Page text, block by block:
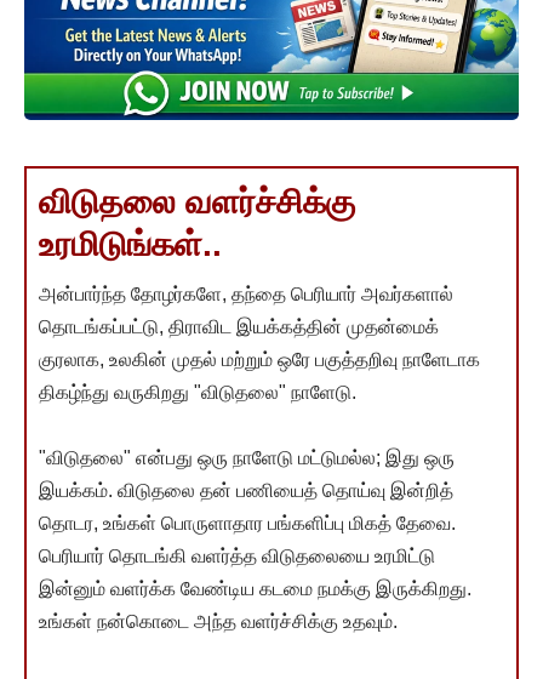
விடுதலை வளர்ச்சிக்கு
உரமிடுங்கள்..
அன்பார்ந்த தோழர்களே, தந்தை பெரியார் அவர்களால்
தொடங்கப்பட்டு, திராவிட இயக்கத்தின் முதன்மைக்
குரலாக, உலகின் முதல் மற்றும் ஒரே பகுத்தறிவு நாளேடாக
திகழ்ந்து வருகிறது "விடுதலை" நாளேடு.
"விடுதலை" என்பது ஒரு நாளேடு மட்டுமல்ல; இது ஒரு
இயக்கம். விடுதலை தன் பணியைத் தொய்வு இன்றித்
தொடர, உங்கள் பொருளாதார பங்களிப்பு மிகத் தேவை.
பெரியார் தொடங்கி வளர்த்த விடுதலையை உரமிட்டு
இன்னும் வளர்க்க வேண்டிய கடமை நமக்கு இருக்கிறது.
உங்கள் நன்கொடை அந்த வளர்ச்சிக்கு உதவும்.